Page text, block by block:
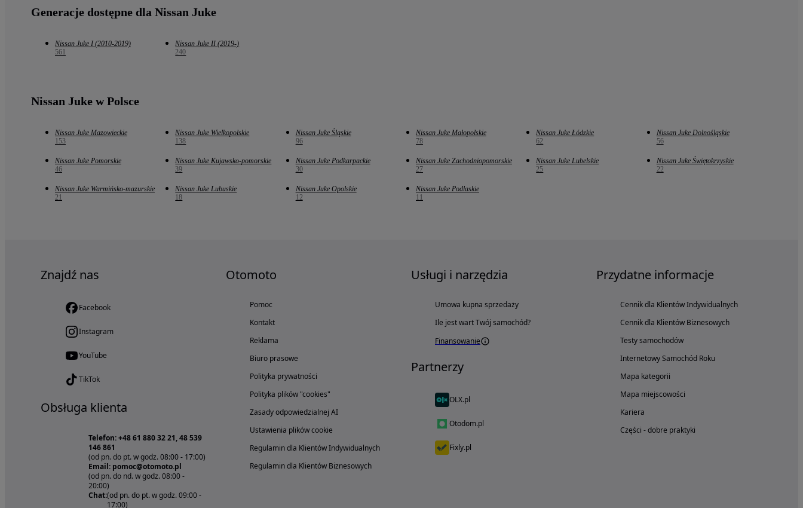
Generacje dostępne dla Nissan Juke
Nissan Juke I (2010-2019)
561
Nissan Juke II (2019-)
240
Nissan Juke w Polsce
Nissan Juke Mazowieckie
153
Nissan Juke Wielkopolskie
138
Nissan Juke Śląskie
96
Nissan Juke Małopolskie
78
Nissan Juke Łódzkie
62
Nissan Juke Dolnośląskie
56
Nissan Juke Pomorskie
46
Nissan Juke Kujawsko-pomorskie
39
Nissan Juke Podkarpackie
30
Nissan Juke Zachodniopomorskie
27
Nissan Juke Lubelskie
25
Nissan Juke Świętokrzyskie
22
Nissan Juke Warmińsko-mazurskie
21
Nissan Juke Lubuskie
18
Nissan Juke Opolskie
12
Nissan Juke Podlaskie
11
Znajdź nas
Facebook
Instagram
YouTube
TikTok
Obsługa klienta
Telefon: +48 61 880 32 21, 48 539
146 861
(od pn. do pt. w godz. 08:00 - 17:00)
Email: pomoc@otomoto.pl
(od pn. do nd. w godz. 08:00 -
20:00)
Chat:(od pn. do pt. w godz. 09:00 -
17:00)
Otomoto
Pomoc
Kontakt
Reklama
Biuro prasowe
Polityka prywatności
Polityka plików "cookies"
Zasady odpowiedzialnej AI
Ustawienia plików cookie
Regulamin dla Klientów Indywidualnych
Regulamin dla Klientów Biznesowych
Usługi i narzędzia
Umowa kupna sprzedaży
Ile jest wart Twój samochód?
Finansowanie
Partnerzy
OLX.pl
Otodom.pl
Fixly.pl
Przydatne informacje
Cennik dla Klientów Indywidualnych
Cennik dla Klientów Biznesowych
Testy samochodów
Internetowy Samochód Roku
Mapa kategorii
Mapa miejscowości
Kariera
Części - dobre praktyki